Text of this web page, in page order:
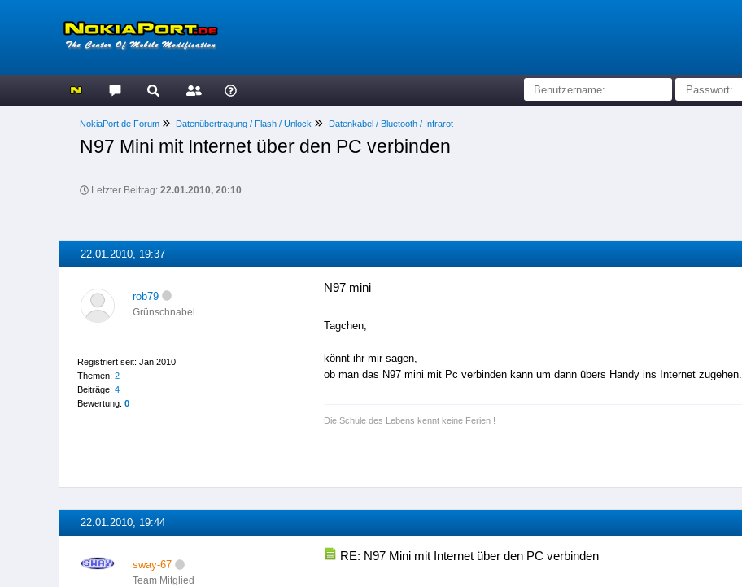
NokiaPort.de Forum Datenübertragung / Flash / Unlock Datenkabel / Bluetooth / Infrarot
N97 Mini mit Internet über den PC verbinden
Letzter Beitrag:22.01.2010, 20:10
22.01.2010, 19:37
rob79
Grünschnabel
Registriert seit: Jan 2010
Themen: 2
Beiträge: 4
Bewertung: 0
N97 mini
Tagchen,
könnt ihr mir sagen,
ob man das N97 mini mit Pc verbinden kann um dann übers Handy ins Internet zugehen.
Die Schule des Lebens kennt keine Ferien !
22.01.2010, 19:44
sway-67
Team Mitglied
RE: N97 Mini mit Internet über den PC verbinden